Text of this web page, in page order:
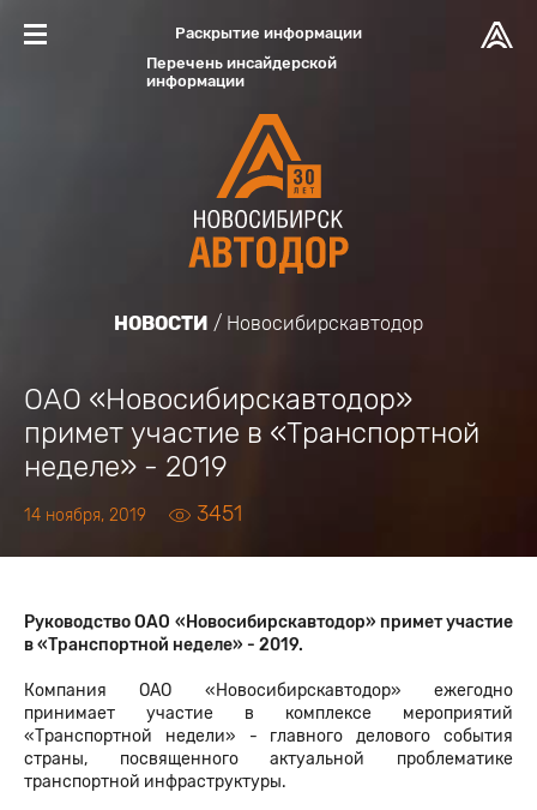
Раскрытие информации
Перечень инсайдерской
информации
НОВОСТИ Новосибирскавтодор
ОАО «Новосибирскавтодор»
примет участие в «Транспортной
неделе» - 2019
14 ноября, 2019 3451
Руководство ОАО «Новосибирскавтодор» примет участие
в «Транспортной неделе» - 2019.
Компания ОАО «Новосибирскавтодор» ежегодно
принимает участие в комплексе мероприятий
«Транспортной недели» - главного делового события
страны, посвященного актуальной проблематике
транспортной инфраструктуры.